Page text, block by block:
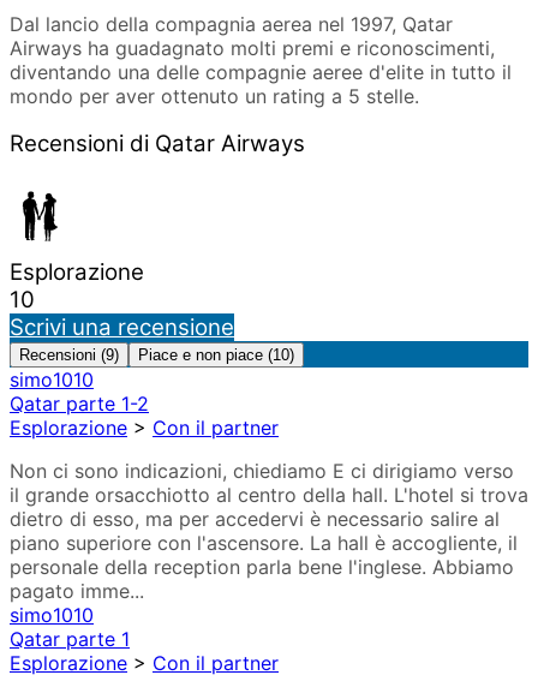
Dal lancio della compagnia aerea nel 1997, Qatar
Airways ha guadagnato molti premi e riconoscimenti,
diventando una delle compagnie aeree d'elite in tutto il
mondo per aver ottenuto un rating a 5 stelle.
Recensioni di Qatar Airways
Esplorazione
10
Scrivi una recensione
Recensioni (9) Piace e non piace (10)
simo1010
Qatar parte 1-2
Esplorazione > Con il partner
Non ci sono indicazioni, chiediamo E ci dirigiamo verso
il grande orsacchiotto al centro della hall. L'hotel si trova
dietro di esso, ma per accedervi è necessario salire al
piano superiore con l'ascensore. La hall è accogliente, il
personale della reception parla bene l'inglese. Abbiamo
pagato imme...
simo1010
Qatar parte 1
Esplorazione > Con il partner